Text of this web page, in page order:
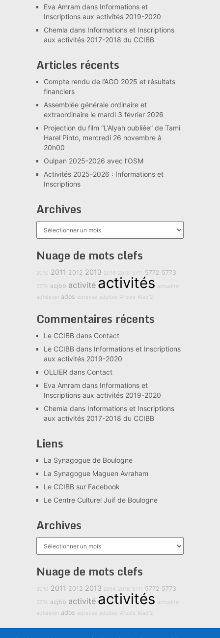
Eva Amram dans Informations et
Inscriptions aux activités 2019-2020
Chemla dans Informations et Inscriptions
aux activités 2017-2018 du CCIBB
Articles récents
Compte rendu de l’AGO 2025 et résultats
financiers
Assemblée générale ordinaire et
extraordinaire le mardi 3 février 2026
Projection du film “L’Alyah oubliée” de Tami
Harel Pinto, mercredi 26 novembre à
20h00
Oulpan 2025-2026 avec l’OSM
Activités 2025-2026 : Informations et
Inscriptions
Archives
Nuage de mots clefs
2010 2011 2012 2013 2014 2018 5711 5772 5773
5774 acjbb activité activités actualité
adhésion ados adresse adultes Afoula Alad'2
Commentaires récents
Le CCIBBdans Contact
Le CCIBBdans Informations et Inscriptions
aux activités 2019-2020
OLLIER dans Contact
Eva Amram dans Informations et
Inscriptions aux activités 2019-2020
Chemla dans Informations et Inscriptions
aux activités 2017-2018 du CCIBB
Liens
La Synagogue de Boulogne
La Synagogue Maguen Avraham
Le CCIBB sur Facebook
Le Centre Culturel Juif de Boulogne
Archives
Nuage de mots clefs
2010 2011 2012 2013 2014 2018 5711 5772 5773
5774 acjbb activité activités actualité
adhésion ados adresse adultes Afoula Alad'2